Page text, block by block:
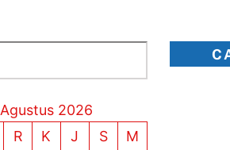
Agustus 2026
R K J S M